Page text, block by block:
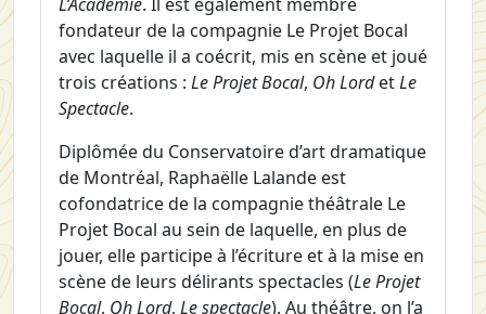
fondateur de la compagnie Le Projet Bocal
avec laquelle il a coécrit, mis en scène et joué
trois créations : Le Projet Bocal, Oh LordetLe
Spectacle.
Diplômée du Conservatoire d’art dramatique
de Montréal, Raphaëlle Lalande est
cofondatrice de la compagnie théâtrale Le
Projet Bocal au sein de laquelle, en plus de
jouer, elle participe à l’écriture et à la mise en
scène de leurs délirants spectacles (Le Projet
Bocal, Oh Lord, Le spectacle). Au théâtre, on l’a